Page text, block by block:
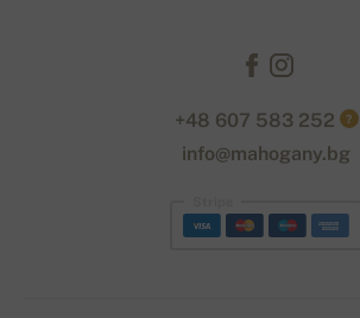
+48 607 583 252 ?
info@mahogany.bg